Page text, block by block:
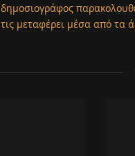
δημοσιογράφος
τις μεταφέρει μέσα από τα